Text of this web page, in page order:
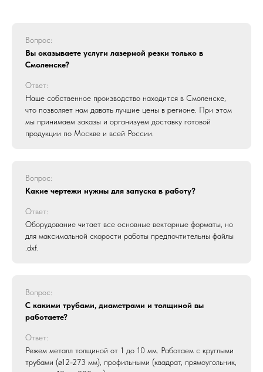
Вопрос:
Вы оказываете услуги лазерной резки только в
Смоленске?
Ответ:
Наше собственное производство находится в Смоленске,
что позволяет нам давать лучшие цены в регионе. При этом
мы принимаем заказы и организуем доставку готовой
продукции по Москве и всей России.
Вопрос:
Какие чертежи нужны для запуска в работу?
Ответ:
Оборудование читает все основные векторные форматы, но
для максимальной скорости работы предпочтительны файлы
.dxf.
Вопрос:
С какими трубами, диаметрами и толщиной вы
работаете?
Ответ:
Режем металл толщиной от 1 до 10 мм. Работаем с круглыми
трубами (ø12-273 мм), профильными (квадрат, прямоугольник,